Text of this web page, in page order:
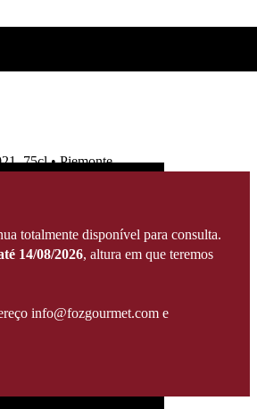
75cl • Piemonte
totalmente disponível para consulta.
14/08/2026, altura em que teremos
info@fozgourmet.com e